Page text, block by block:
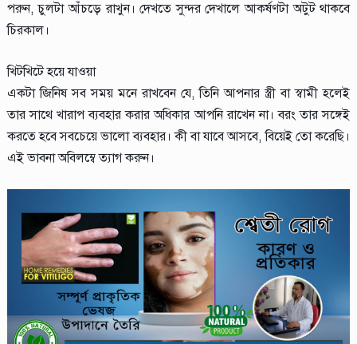
পরুন, চুলটা আঁচড়ে রাখুন। দেখতে সুন্দর দেখালে আকর্ষণটা অটুট থাকবে
চিরকাল।
খিটখিটে হয়ে যাওয়া
একটা জিনিষ সব সময় মনে রাখবেন যে, তিনি আপনার স্ত্রী বা স্বামী হলেই
তার সাথে খারাপ ব্যবহার করার অধিকার আপনি রাখেন না। বরং তার সঙ্গেই
করতে হবে সবচেয়ে ভালো ব্যবহার। কী বা যাবে আসবে, বিয়েই তো করেছি।
এই ভাবনা অবিলম্বে ত্যাগ করুন।